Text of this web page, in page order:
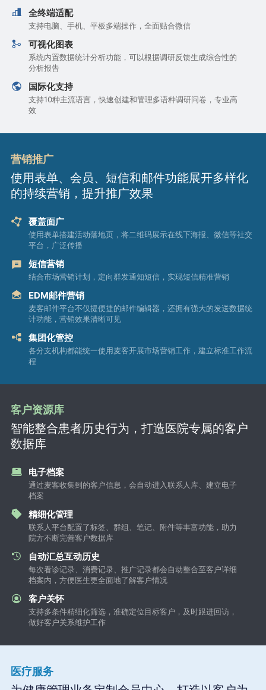
全终端适配
支持电脑、手机、平板多端操作，全面贴合微信
可视化图表
系统内置数据统计分析功能，可以根据调研反馈生成综合性的
分析报告
国际化支持
支持10种主流语言，快速创建和管理多语种调研问卷，专业高
效
营销推广
使用表单、会员、短信和邮件功能展开多样化
的持续营销，提升推广效果
覆盖面广
使用表单搭建活动落地页，将二维码展示在线下海报、微信等社交
平台，广泛传播
短信营销
结合市场营销计划，定向群发通知短信，实现短信精准营销
EDM邮件营销
麦客邮件平台不仅提便捷的邮件编辑器，还拥有强大的发送数据统
计功能，营销效果清晰可见
集团化管控
各分支机构都能统一使用麦客开展市场营销工作，建立标准工作流
程
客户资源库
智能整合患者历史行为，打造医院专属的客户
数据库
电子档案
通过麦客收集到的客户信息，会自动进入联系人库、建立电子
档案
精细化管理
联系人平台配置了标签、群组、笔记、附件等丰富功能，助力
院方不断完善客户数据库
自动汇总互动历史
每次看诊记录、消费记录、推广记录都会自动整合至客户详细
档案内，方便医生更全面地了解客户情况
客户关怀
支持多条件精细化筛选，准确定位目标客户，及时跟进回访，
做好客户关系维护工作
医疗服务